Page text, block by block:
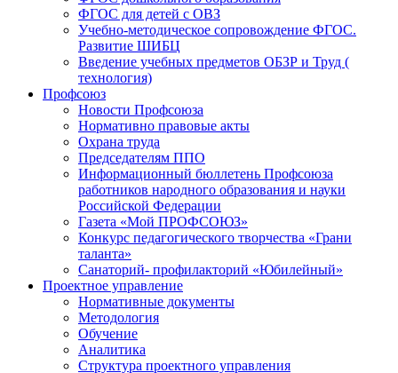
ФГОС для детей с ОВЗ
Учебно-методическое сопровождение ФГОС.
Развитие ШИБЦ
Введение учебных предметов ОБЗР и Труд (
технология)
Профсоюз
Новости Профсоюза
Нормативно правовые акты
Охрана труда
Председателям ППО
Информационный бюллетень Профсоюза
работников народного образования и науки
Российской Федерации
Газета «Мой ПРОФСОЮЗ»
Конкурс педагогического творчества «Грани
таланта»
Санаторий- профилакторий «Юбилейный»
Проектное управление
Нормативные документы
Методология
Обучение
Аналитика
Структура проектного управления